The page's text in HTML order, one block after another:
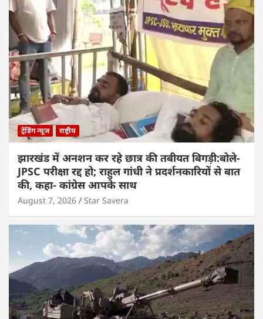
ट्रेंडिंग न्यूज राष्ट्रीय
झारखंड में अनशन कर रहे छात्र की तबीयत बिगड़ी:बोले-
JPSC परीक्षा रद्द हो; राहुल गांधी ने प्रदर्शनकारियों से बात
की, कहा- कांग्रेस आपके साथ
August 7, 2026 Star Savera